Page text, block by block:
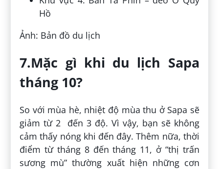
Hồ
Ảnh: Bản đồ du lịch
7.Mặc gì khi du lịch Sapa
tháng 10?
So với mùa hè, nhiệt độ mùa thu ở Sapa sẽ
giảm từ 2 đến 3 độ. Vì vậy, bạn sẽ không
cảm thấy nóng khi đến đây. Thêm nữa, thời
điểm từ tháng 8 đến tháng 11, ở “thị trấn
sương mù” thường xuất hiện những cơn